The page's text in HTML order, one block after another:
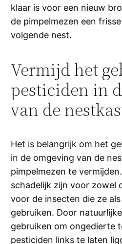
klaar is voor een nieuw
de pimpelmezen een
volgende nest.
Vermijd het
pesticiden in
van de
Het is belangrijk om het
in de omgeving van de
pimpelmezen te
schadelijk zijn voor zowel
voor de insecten die ze
gebruiken. Door
gebruiken om ongedierte
pesticiden links te laten